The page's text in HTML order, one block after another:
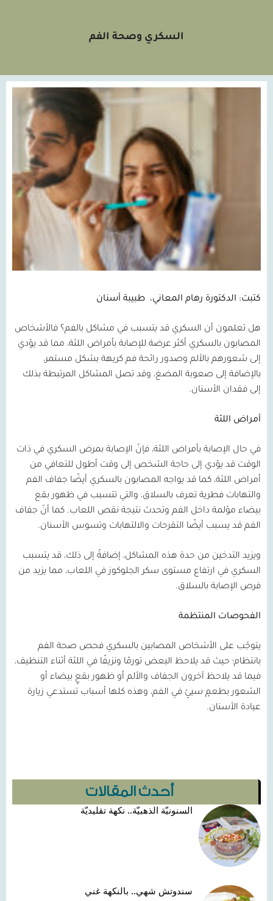
السكري وصحة الفم
أحدث المقالات
السنونيّة الذهبيّة.. نكهة تقليديّة
سندوتش شهي.. بالنكهة غني
كتبت: الدكتورة رهام المعاني، طبيبة أسنان
هل تعلمون أن السكري قد يتسبب في مشاكل بالفم؟ فالأشخاص
المصابون بالسكري أكثر عرضة للإصابة بأمراض اللثة، مما قد يؤدي
إلى شعورهم بالألم وصدور رائحة فم كريهة بشكل مستمر،
بالإضافة إلى صعوبة المضغ، وقد تصل المشاكل المرتبطة بذلك
إلى فقدان الأسنان.
أمراض اللثة
في حال الإصابة بأمراض اللثة، فإنّ الإصابة بمرض السكري في ذات
الوقت قد يؤدي إلى حاجة الشخص إلى وقت أطول للتعافي من
أمراض اللثة، كما قد يواجه المصابون بالسكري أيضًا جفاف الفم
والتهابات فطرية تعرف بالسلاق، والتي تتسبب في ظهور بقع
بيضاء مؤلمة داخل الفم وتحدث نتيجة نقص اللعاب. كما أنّ جفاف
الفم قد يسبب أيضًا التقرحات والالتهابات وتسوس الأسنان.
ويزيد التدخين من حدة هذه المشاكل، إضافةً إلى ذلك، قد يتسبب
السكري في ارتفاع مستوى سكر الجلوكوز في اللعاب، مما يزيد من
فرص الإصابة بالسلاق.
الفحوصات المنتظمة
يتوجّب على الأشخاص المصابين بالسكري فحص صحة الفم
بانتظام؛ حيث قد يلاحظ البعض تورمًا ونزيفًا في اللثة أثناء التنظيف،
فيما قد يلاحظ آخرون الجفاف والألم أو ظهور بقعٍ بيضاء أو
الشعور بطعمٍ سيئٍ في الفم، وهذه كلها أسباب تستدعي زيارة
عيادة الأسنان.